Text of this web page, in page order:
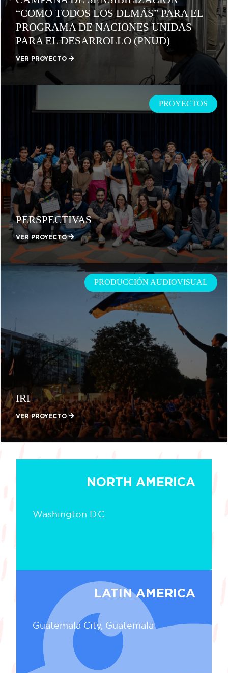
“COMO TODOS LOS DEMÁS” PARA EL
PROGRAMA DE NACIONES UNIDAS
PARA EL DESARROLLO (PNUD)
VER PROYECTO
PROYECTOS
PERSPECTIVAS
VER PROYECTO
PRODUCCIÓN AUDIOVISUAL
IRI
VER PROYECTO
NORTH AMERICA
Washington D.C.
LATIN AMERICA
Guatemala City, Guatemala